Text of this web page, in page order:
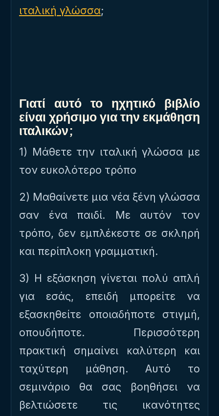
ιταλική γλώσσα;
Γιατί αυτό το ηχητικό βιβλίο
είναι χρήσιμο για την εκμάθηση
ιταλικών;
1) Μάθετε την ιταλική γλώσσα με
τον ευκολότερο τρόπο
2) Μαθαίνετε μια νέα ξένη γλώσσα
σαν ένα παιδί. Με αυτόν τον
τρόπο, δεν εμπλέκεστε σε σκληρή
και περίπλοκη γραμματική.
3) Η εξάσκηση γίνεται πολύ απλή
για εσάς, επειδή μπορείτε να
εξασκηθείτε οποιαδήποτε στιγμή,
οπουδήποτε. Περισσότερη
πρακτική σημαίνει καλύτερη και
ταχύτερη μάθηση. Αυτό το
σεμινάριο θα σας βοηθήσει να
βελτιώσετε τις ικανότητες